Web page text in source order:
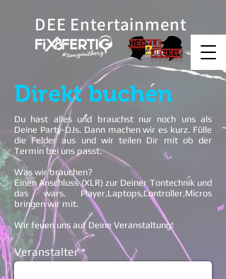
DEE Entertainment
Direkt buchen
Du hast alles und brauchst nur noch uns als
Deine Party-DJs. Dann machen wir es kurz. Fülle
die Felder aus und wir teilen Dir mit ob der
Termin bei uns passt.
Was wir brauchen?
Einen Anschluss (XLR) zur Deiner Tontechnik und
das wars. Player,Laptops,Controller,Micros
bringen wir mit.
Wir feuen uns auf Deine Veranstaltung!
Veranstalter